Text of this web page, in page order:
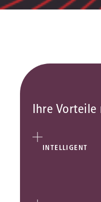
Ihre
INTELLIGENT